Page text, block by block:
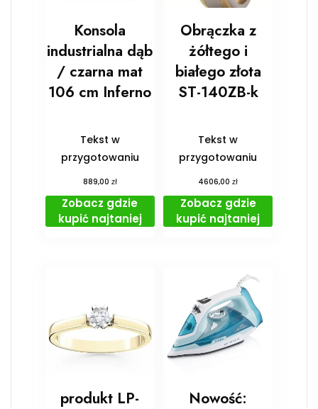
Konsola
industrialna dąb
/ czarna mat
106 cm Inferno
Tekst w
przygotowaniu
889,00 zł
Zobacz gdzie
kupić najtaniej
Obrączka z
żółtego i
białego złota
ST-140ZB-k
Tekst w
przygotowaniu
4606,00zł
Zobacz gdzie
kupić najtaniej
produkt LP-
Nowość: